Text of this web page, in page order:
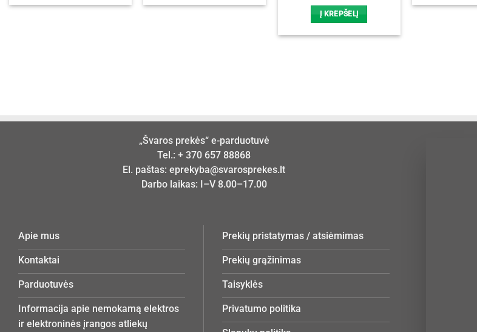
Į KREPŠELĮ
„Švaros prekės“ e-parduotuvė
Tel.: + 370 657 88868
El. paštas: eprekyba@svarosprekes.lt
Darbo laikas: I–V 8.00–17.00
Apie mus
Kontaktai
Parduotuvės
Informacija apie nemokamą elektros
ir elektroninės įrangos atliekų
Prekių pristatymas / atsiėmimas
Prekių grąžinimas
Taisyklės
Privatumo politika